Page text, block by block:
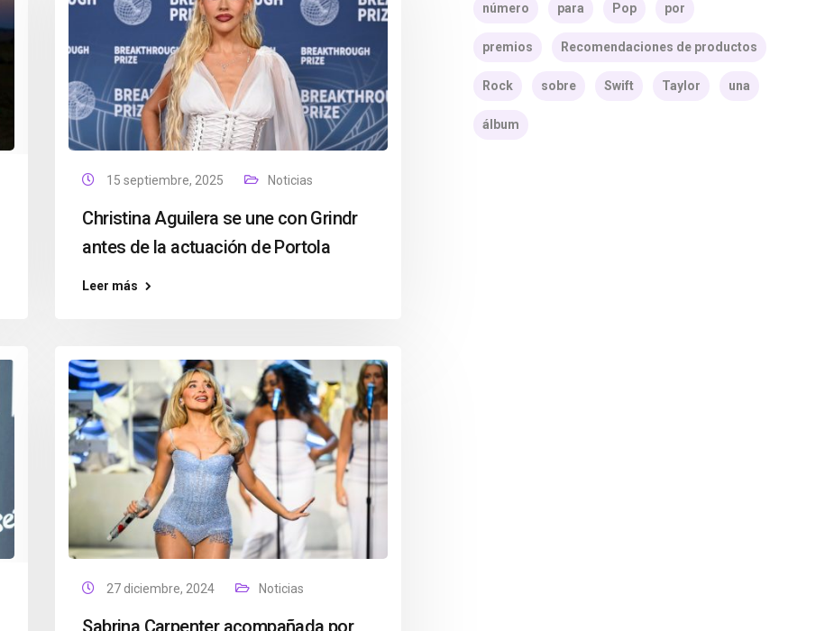
15 septiembre, 2025 Noticias
Christina Aguilera se une con Grindr
antes de la actuación de Portola
Leer más
27 diciembre, 2024 Noticias
Sabrina Carpenter acompañada por
número para Pop por
premios Recomendaciones de productos
Rock sobre Swift Taylor una
álbum